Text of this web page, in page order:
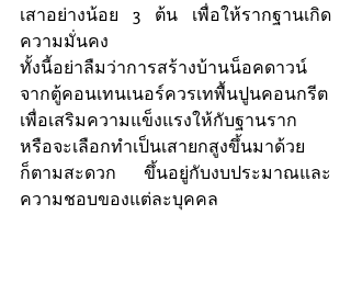
เสาอย่างน้อย 3 ต้น เพื่อให้รากฐานเกิด
ความมั่นคง
ทั้งนี้อย่าลืมว่าการสร้างบ้านน็อคดาวน์
จากตู้คอนเทนเนอร์ควรเทพื้นปูนคอนกรีต
เพื่อเสริมความแข็งแรงให้กับฐานราก
หรือจะเลือกทำเป็นเสายกสูงขึ้นมาด้วย
ก็ตามสะดวก ขึ้นอยู่กับงบประมาณและ
ความชอบของแต่ละบุคคล